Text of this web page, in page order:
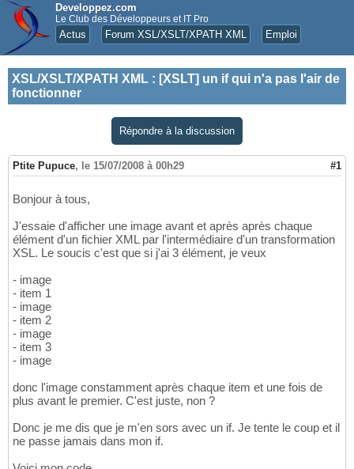
Developpez.com
Le Club des Développeurs et IT Pro
Actus Forum XSL/XSLT/XPATH XML Emploi
XSL/XSLT/XPATH XML : [XSLT] un if qui n'a pas l'air de
fonctionner
Répondre à la discussion
Ptite Pupuce, le 15/07/2008 à 00h29 #1
Bonjour à tous,
J'essaie d'afficher une image avant et après après chaque
élément d'un fichier XML par l'intermédiaire d'un transformation
XSL. Le soucis c'est que si j'ai 3 élément, je veux
- image
- item 1
- image
- item 2
- image
- item 3
- image
donc l'image constamment après chaque item et une fois de
plus avant le premier. C'est juste, non ?
Donc je me dis que je m'en sors avec un if. Je tente le coup et il
ne passe jamais dans mon if.